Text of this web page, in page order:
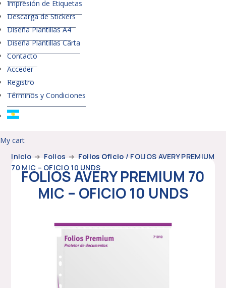
Impresión de Etiquetas
Descarga de Stickers
Diseña Plantillas A4
Diseña Plantillas Carta
Contacto
Acceder
Registro
Términos y Condiciones
My cart
Inicio ➜ Folios ➜ Folios Oficio / FOLIOS AVERY PREMIUM
70 MIC – OFICIO 10 UNDS
FOLIOS AVERY PREMIUM 70
MIC – OFICIO 10 UNDS